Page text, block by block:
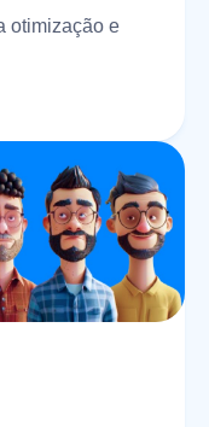
otimização e